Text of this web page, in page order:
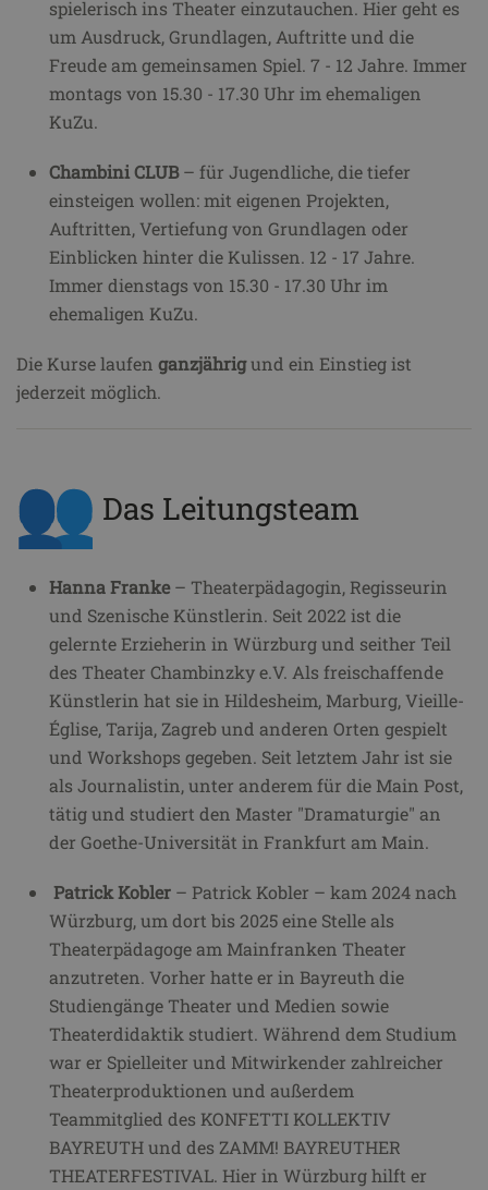
spielerisch ins Theater einzutauchen. Hier geht es
um Ausdruck, Grundlagen, Auftritte und die
Freude am gemeinsamen Spiel. 7 - 12 Jahre. Immer
montags von 15.30 - 17.30 Uhr im ehemaligen
KuZu.
Chambini CLUB– für Jugendliche, die tiefer
einsteigen wollen: mit eigenen Projekten,
Auftritten, Vertiefung von Grundlagen oder
Einblicken hinter die Kulissen. 12 - 17 Jahre.
Immer dienstags von 15.30 - 17.30 Uhr im
ehemaligen KuZu.
Die Kurse laufen ganzjährigund ein Einstieg ist
jederzeit möglich.
Das Leitungsteam
Hanna Franke– Theaterpädagogin, Regisseurin
und Szenische Künstlerin. Seit 2022 ist die
gelernte Erzieherin in Würzburg und seither Teil
des Theater Chambinzky e.V. Als freischaffende
Künstlerin hat sie in Hildesheim, Marburg, Vieille-
Église, Tarija, Zagreb und anderen Orten gespielt
und Workshops gegeben. Seit letztem Jahr ist sie
als Journalistin, unter anderem für die Main Post,
tätig und studiert den Master "Dramaturgie" an
der Goethe-Universität in Frankfurt am Main.
Patrick Kobler – Patrick Kobler – kam 2024 nach
Würzburg, um dort bis 2025 eine Stelle als
Theaterpädagoge am Mainfranken Theater
anzutreten. Vorher hatte er in Bayreuth die
Studiengänge Theater und Medien sowie
Theaterdidaktik studiert. Während dem Studium
war er Spielleiter und Mitwirkender zahlreicher
Theaterproduktionen und außerdem
Teammitglied des KONFETTI KOLLEKTIV
BAYREUTH und des ZAMM! BAYREUTHER
THEATERFESTIVAL. Hier in Würzburg hilft er